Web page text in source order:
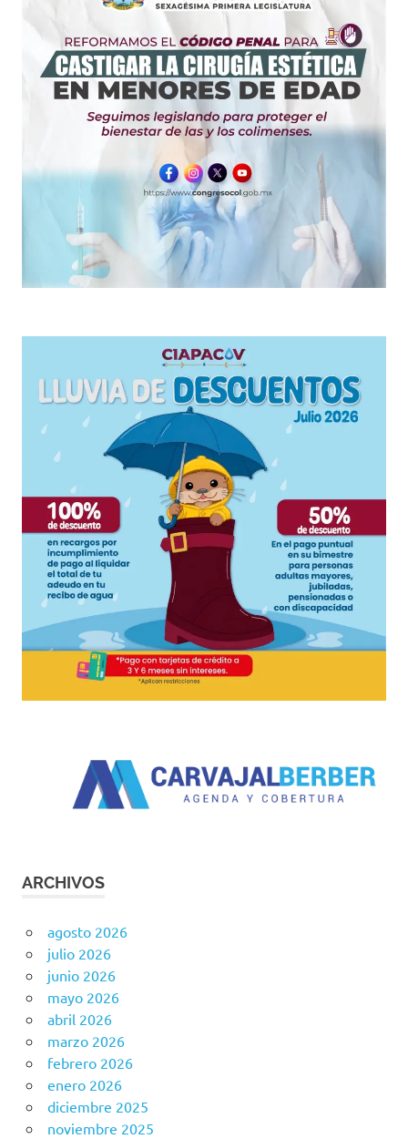
ARCHIVOS
agosto 2026
julio 2026
junio 2026
mayo 2026
abril 2026
marzo 2026
febrero 2026
enero 2026
diciembre 2025
noviembre 2025